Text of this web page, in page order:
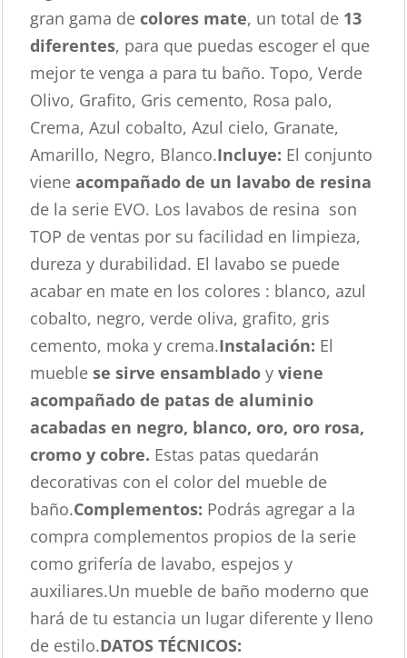
gran gama de colores mate, un total de 13
diferentes, para que puedas escoger el que
mejor te venga a para tu baño. Topo, Verde
Olivo, Grafito, Gris cemento, Rosa palo,
Crema, Azul cobalto, Azul cielo, Granate,
Amarillo, Negro, Blanco.Incluye: El conjunto
vieneacompañado de un lavabo de resina
de la serie EVO. Los lavabos de resina son
TOP de ventas por su facilidad en limpieza,
dureza y durabilidad. El lavabo se puede
acabar en mate en los colores : blanco, azul
cobalto, negro, verde oliva, grafito, gris
cemento, moka y crema.Instalación: El
mueblese sirve ensamblado y viene
acompañado de patas de aluminio
acabadas en negro, blanco, oro, oro rosa,
cromo y cobre. Estas patas quedarán
decorativas con el color del mueble de
baño.Complementos: Podrás agregar a la
compra complementos propios de la serie
como grifería de lavabo, espejos y
auxiliares.Un mueble de baño moderno que
hará de tu estancia un lugar diferente y lleno
de estilo.DATOS TÉCNICOS: